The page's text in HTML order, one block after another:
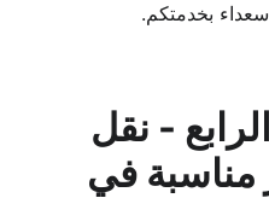
بخدمتكم.
- نقل
في